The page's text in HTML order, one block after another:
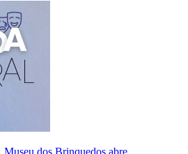
dos Brinquedos abre